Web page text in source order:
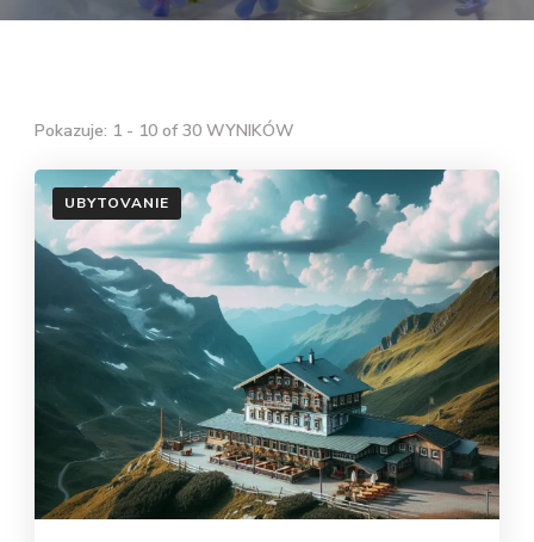
Pokazuje: 1 - 10 of 30 WYNIKÓW
UBYTOVANIE